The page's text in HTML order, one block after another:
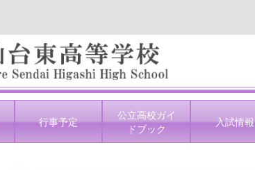
行事予定
公立高校ガイ
ドブック
入試情報